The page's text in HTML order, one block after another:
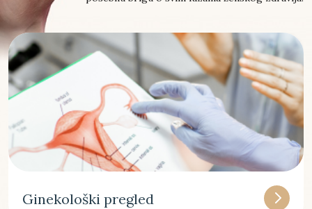
Ginekološki pregled